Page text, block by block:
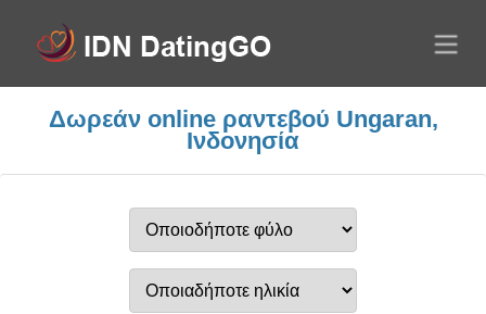
Δωρεάν online ραντεβού Ungaran,
Ινδονησία